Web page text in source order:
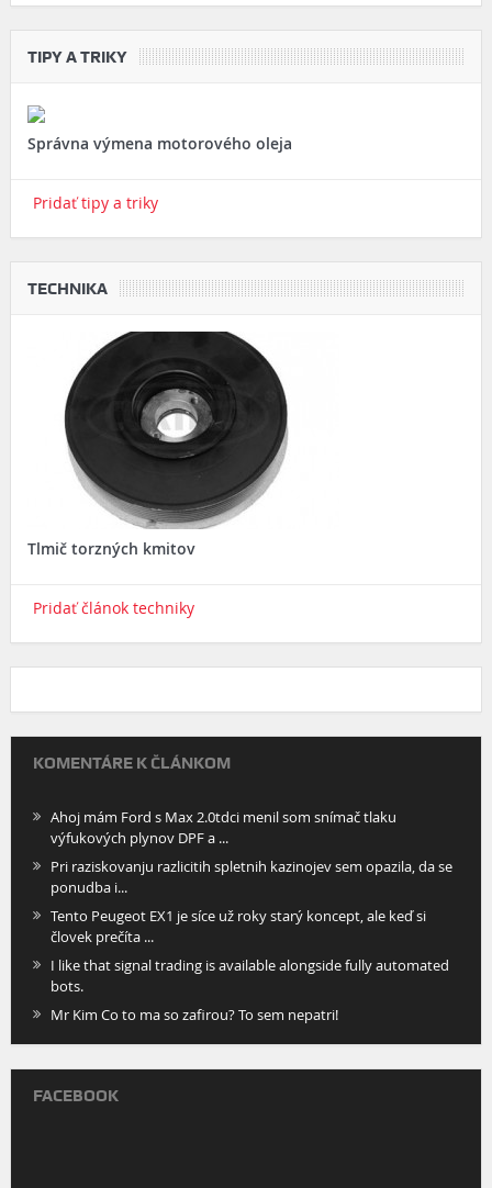
TIPY A TRIKY
Správna výmena motorového oleja
Pridať tipy a triky
TECHNIKA
Tlmič torzných kmitov
Pridať článok techniky
KOMENTÁRE K ČLÁNKOM
Ahoj mám Ford s Max 2.0tdci menil som snímač tlaku
výfukových plynov DPF a ...
Pri raziskovanju razlicitih spletnih kazinojev sem opazila, da se
ponudba i...
Tento Peugeot EX1 je síce už roky starý koncept, ale keď si
človek prečíta ...
I like that signal trading is available alongside fully automated
bots.
Mr Kim Co to ma so zafirou? To sem nepatri!
FACEBOOK